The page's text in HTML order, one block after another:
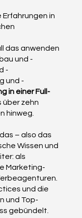
in
das anwenden
und -
-
und -
in einer Full-
über zehn
hinweg.
– also das
Wissen und
als
Marketing-
und die
und Top-
gebündelt.